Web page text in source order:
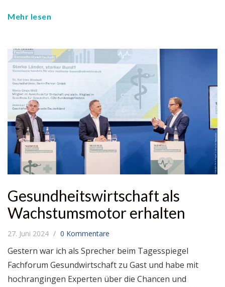
Mehr lesen
Gesundheits­wirtschaft als
Wachstums­motor erhalten
27. Juni 2024 0 Kommentare
Gestern war ich als Sprecher beim Tagesspiegel
Fachforum Gesundwirtschaft zu Gast und habe mit
hochrangingen Experten über die Chancen und